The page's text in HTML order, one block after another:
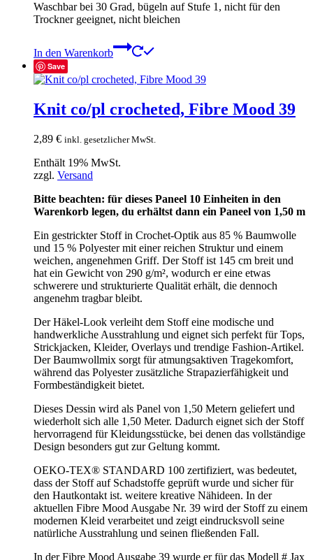
Waschbar bei 30 Grad, bügeln auf Stufe 1, nicht für den
Trockner geeignet, nicht bleichen
In den Warenkorb
Save
Knit co/pl crocheted, Fibre Mood 39
2,89 € inkl. gesetzlicher MwSt.
Enthält 19% MwSt.
zzgl. Versand
Bitte beachten: für dieses Paneel 10 Einheiten in den
Warenkorb legen, du erhältst dann ein Paneel von 1,50 m
Ein gestrickter Stoff in Crochet-Optik aus 85 % Baumwolle
und 15 % Polyester mit einer reichen Struktur und einem
weichen, angenehmen Griff. Der Stoff ist 145 cm breit und
hat ein Gewicht von 290 g/m², wodurch er eine etwas
schwerere und strukturierte Qualität erhält, die dennoch
angenehm tragbar bleibt.
Der Häkel-Look verleiht dem Stoff eine modische und
handwerkliche Ausstrahlung und eignet sich perfekt für Tops,
Strickjacken, Kleider, Overlays und trendige Fashion-Artikel.
Der Baumwollmix sorgt für atmungsaktiven Tragekomfort,
während das Polyester zusätzliche Strapazierfähigkeit und
Formbeständigkeit bietet.
Dieses Dessin wird als Panel von 1,50 Metern geliefert und
wiederholt sich alle 1,50 Meter. Dadurch eignet sich der Stoff
hervorragend für Kleidungsstücke, bei denen das vollständige
Design besonders gut zur Geltung kommt.
OEKO-TEX® STANDARD 100 zertifiziert, was bedeutet,
dass der Stoff auf Schadstoffe geprüft wurde und sicher für
den Hautkontakt ist. weitere kreative Nähideen. In der
aktuellen Fibre Mood Ausgabe Nr. 39 wird der Stoff zu einem
modernen Kleid verarbeitet und zeigt eindrucksvoll seine
natürliche Ausstrahlung und seinen fließenden Fall.
In der Fibre Mood Ausgabe 39 wurde er für das Modell # Jax